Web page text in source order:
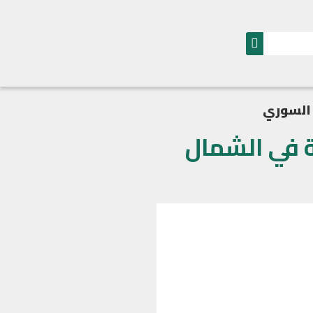
السورية في الشمال